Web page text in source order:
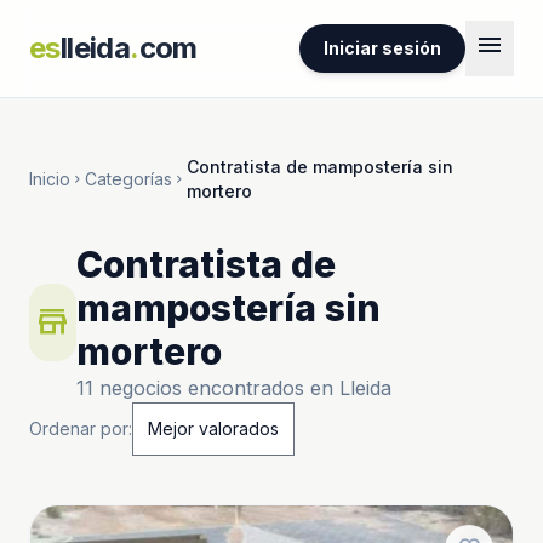
eslleida.com Iniciar sesión menu
Inicio chevron_right Categorías chevron_right
Contratista de mampostería sin
mortero
store
Contratista de
mampostería sin
mortero
11 negocios encontrados en Lleida
Ordenar por: